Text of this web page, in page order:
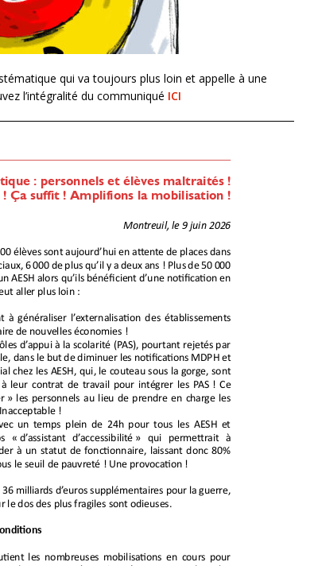
qui va toujours plus loin et appelle à une
l’intégralité du communiqué ICI